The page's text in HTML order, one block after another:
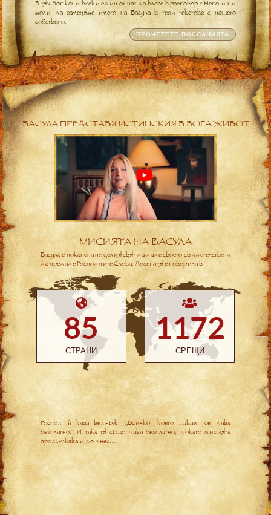
В тях Бог кани всеки един от нас да влезе в разговор с Него и ни
моли да заменяме името на Васула в тези текстове с нашето
собствено.
ПРОЧЕТЕТЕ ПОСЛАНИЯТА
ВАСУЛА ПРЕДСТАВЯ ИСТИНСКИЯ В БОГА ЖИВОТ
МИСИЯТА НА ВАСУЛА
Васула е поканена по целия свят да даде своето свидетелство и
да предаде Господните Слова. Досега тя е говорила в
85
СТРАНИ
1172
СРЕЩИ
Господ ѝ каза веднъж: „Всичко, което давам, се дава
безплатно.“ И така тя също дава безплатно, докато мисията
продължава и до днес…